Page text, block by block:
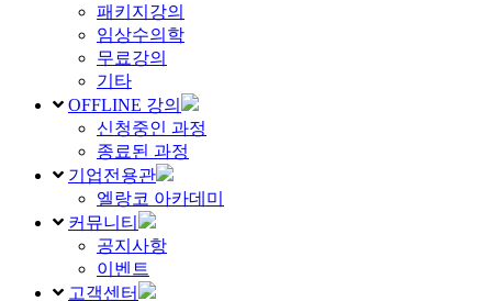
패키지강의
임상수의학
무료강의
기타
OFFLINE 강의
신청중인 과정
종료된 과정
기업전용관
엘랑코 아카데미
커뮤니티
공지사항
이벤트
고객센터